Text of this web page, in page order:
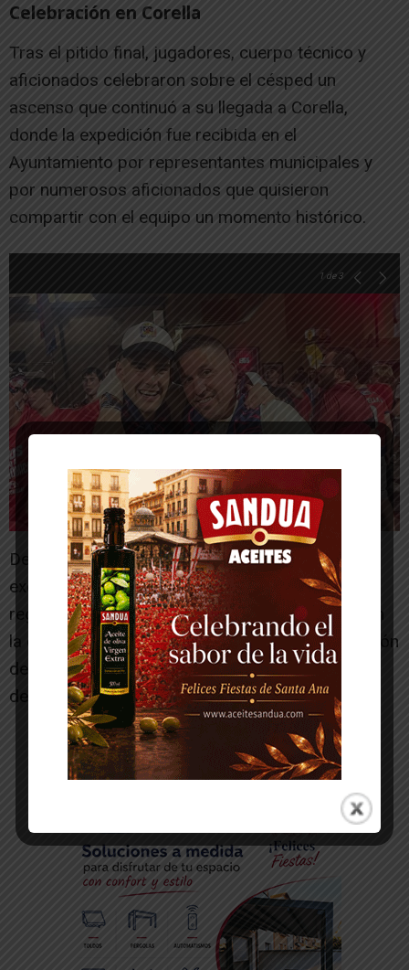
Celebración en Corella
Tras el pitido final, jugadores, cuerpo técnico y
aficionados celebraron sobre el césped un
ascenso que continuó a su llegada a Corella,
donde la expedición fue recibida en el
Ayuntamiento por representantes municipales y
por numerosos aficionados que quisieron
compartir con el equipo un momento histórico.
1 de 3
De esta forma, el CD Corellano culmina una
excelente temporada y logra el objetivo de
regresar a Primera Autonómica, una categoría en
la que competirá la próxima campaña con la ilusión
de seguir creciendo y consolidando el proyecto
deportivo del club.
-- Publicidad --